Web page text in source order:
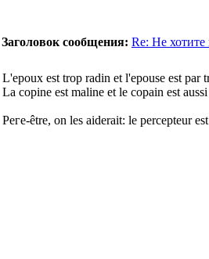
Заголовок сообщения: Re: Не
L'epoux est trop radin et l'epouse est par
La copine est maline et le copain est
Peге-être, on les aiderait: le percepteur